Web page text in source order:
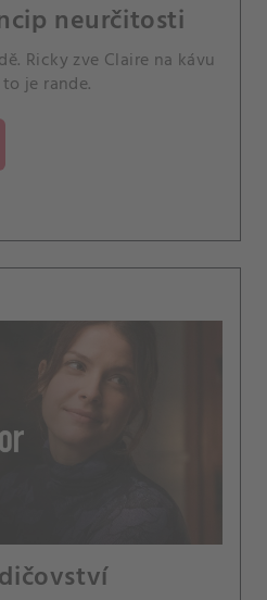
neurčitosti
Ricky zve Claire na kávu
je rande.